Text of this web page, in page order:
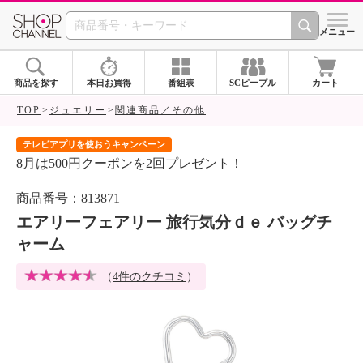
SHOP CHANNEL シメニュー
商品を探す 本日お買得 番組表 SCピープル カート
TOP ジュエリー 関連商品／その他
テレビアプリを使おうキャンペーン
8月は500円クーポンを2回プレゼント！
商品番号：813871
エアリーフェアリー 旅行気分ｄｅ バッグチ
ャーム
（4件のクチコミ ）